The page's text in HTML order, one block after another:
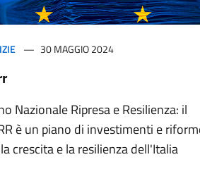
30 MAGGIO 2024
Nazionale Ripresa e Resilienza: il
è un piano di investimenti e
crescita e la resilienza dell'Italia